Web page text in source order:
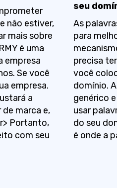
não estiver,
mais sobre
é uma
empresa
Se você
empresa.
a
de marca e,
Portanto,
com seu
seu
As
para
precisa
você
domínio.
genérico
usar
do seu
é onde a